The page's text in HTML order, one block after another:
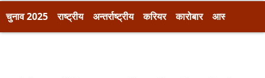
t
t
r
b
e
चुनाव 2025 राष्ट्रीय अन्तर्राष्ट्रीय करियर कारोबार आस्था